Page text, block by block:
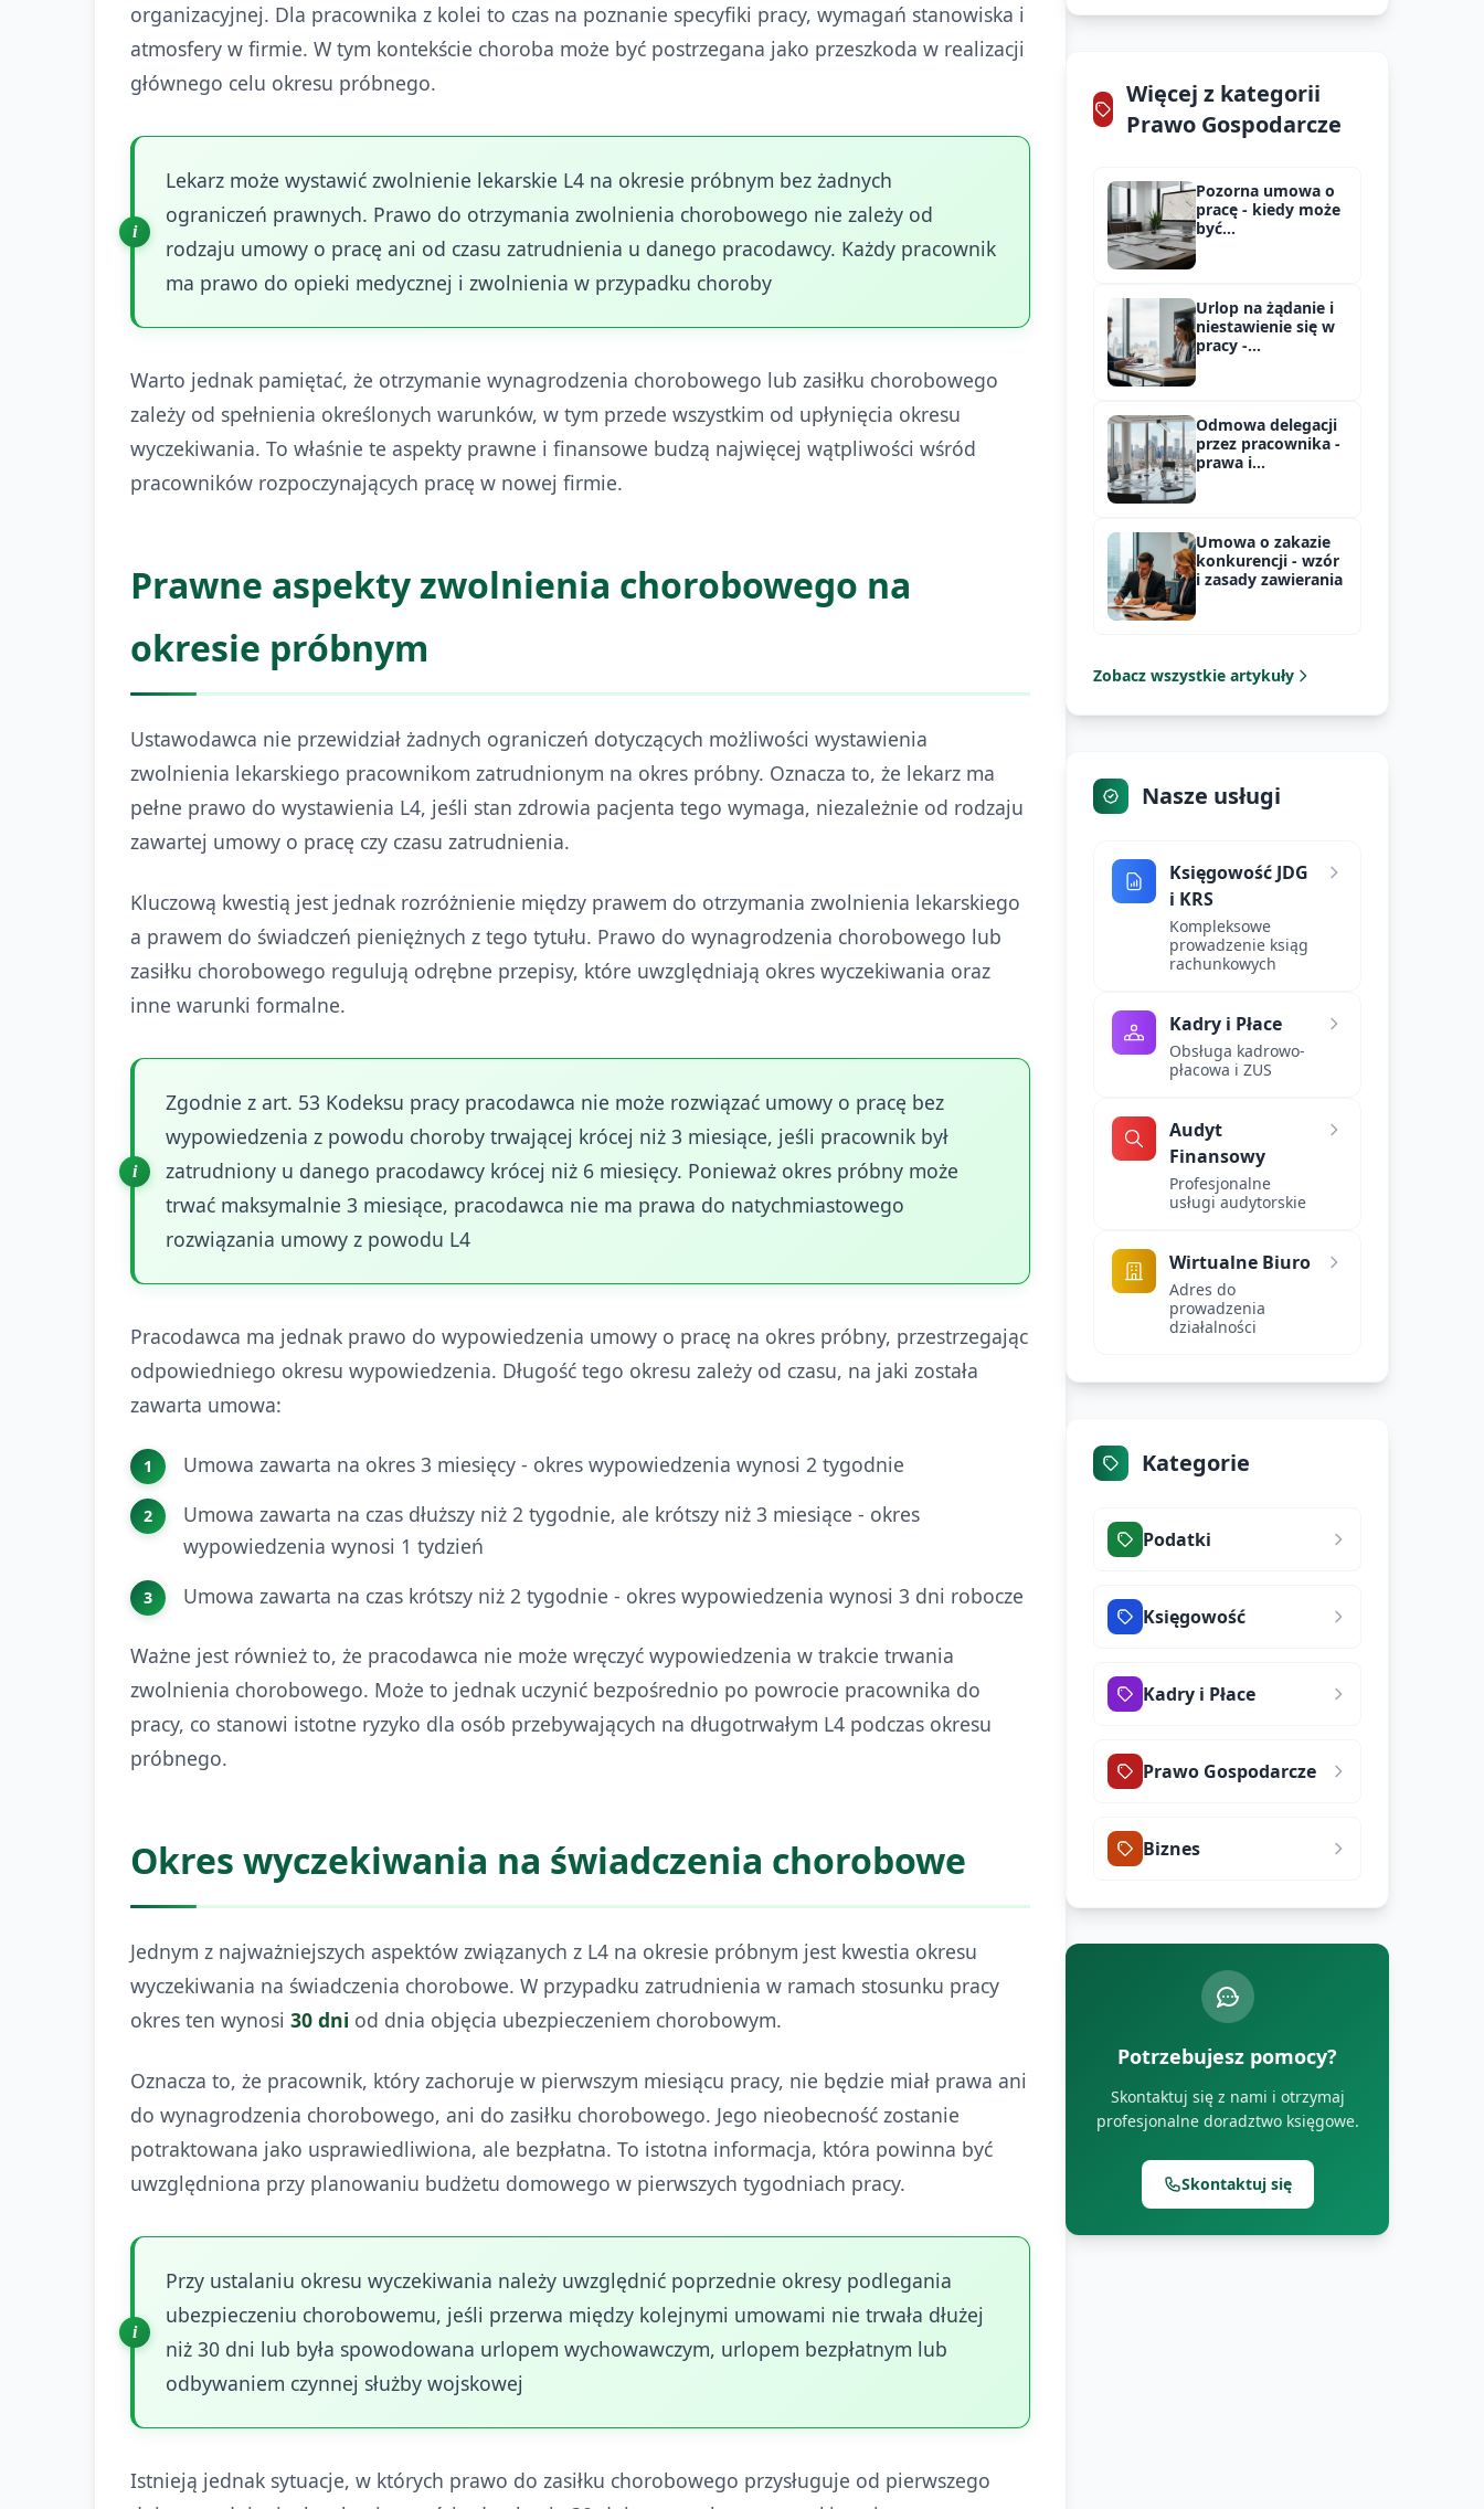
organizacyjnej. Dla pracownika z kolei to czas na poznanie specyfiki pracy, wymagań stanowiska i
atmosfery w firmie. W tym kontekście choroba może być postrzegana jako przeszkoda w realizacji
głównego celu okresu próbnego.
Lekarz może wystawić zwolnienie lekarskie L4 na okresie próbnym bez żadnych
ograniczeń prawnych. Prawo do otrzymania zwolnienia chorobowego nie zależy od
rodzaju umowy o pracę ani od czasu zatrudnienia u danego pracodawcy. Każdy pracownik
ma prawo do opieki medycznej i zwolnienia w przypadku choroby
Warto jednak pamiętać, że otrzymanie wynagrodzenia chorobowego lub zasiłku chorobowego
zależy od spełnienia określonych warunków, w tym przede wszystkim od upłynięcia okresu
wyczekiwania. To właśnie te aspekty prawne i finansowe budzą najwięcej wątpliwości wśród
pracowników rozpoczynających pracę w nowej firmie.
Prawne aspekty zwolnienia chorobowego na
okresie próbnym
Ustawodawca nie przewidział żadnych ograniczeń dotyczących możliwości wystawienia
zwolnienia lekarskiego pracownikom zatrudnionym na okres próbny. Oznacza to, że lekarz ma
pełne prawo do wystawienia L4, jeśli stan zdrowia pacjenta tego wymaga, niezależnie od rodzaju
zawartej umowy o pracę czy czasu zatrudnienia.
Kluczową kwestią jest jednak rozróżnienie między prawem do otrzymania zwolnienia lekarskiego
a prawem do świadczeń pieniężnych z tego tytułu. Prawo do wynagrodzenia chorobowego lub
zasiłku chorobowego regulują odrębne przepisy, które uwzględniają okres wyczekiwania oraz
inne warunki formalne.
Zgodnie z art. 53 Kodeksu pracy pracodawca nie może rozwiązać umowy o pracę bez
wypowiedzenia z powodu choroby trwającej krócej niż 3 miesiące, jeśli pracownik był
zatrudniony u danego pracodawcy krócej niż 6 miesięcy. Ponieważ okres próbny może
trwać maksymalnie 3 miesiące, pracodawca nie ma prawa do natychmiastowego
rozwiązania umowy z powodu L4
Pracodawca ma jednak prawo do wypowiedzenia umowy o pracę na okres próbny, przestrzegając
odpowiedniego okresu wypowiedzenia. Długość tego okresu zależy od czasu, na jaki została
zawarta umowa:
Umowa zawarta na okres 3 miesięcy - okres wypowiedzenia wynosi 2 tygodnie
Umowa zawarta na czas dłuższy niż 2 tygodnie, ale krótszy niż 3 miesiące - okres
wypowiedzenia wynosi 1 tydzień
Umowa zawarta na czas krótszy niż 2 tygodnie - okres wypowiedzenia wynosi 3 dni robocze
Ważne jest również to, że pracodawca nie może wręczyć wypowiedzenia w trakcie trwania
zwolnienia chorobowego. Może to jednak uczynić bezpośrednio po powrocie pracownika do
pracy, co stanowi istotne ryzyko dla osób przebywających na długotrwałym L4 podczas okresu
próbnego.
Okres wyczekiwania na świadczenia chorobowe
Jednym z najważniejszych aspektów związanych z L4 na okresie próbnym jest kwestia okresu
wyczekiwania na świadczenia chorobowe. W przypadku zatrudnienia w ramach stosunku pracy
okres ten wynosi 30 dni od dnia objęcia ubezpieczeniem chorobowym.
Oznacza to, że pracownik, który zachoruje w pierwszym miesiącu pracy, nie będzie miał prawa ani
do wynagrodzenia chorobowego, ani do zasiłku chorobowego. Jego nieobecność zostanie
potraktowana jako usprawiedliwiona, ale bezpłatna. To istotna informacja, która powinna być
uwzględniona przy planowaniu budżetu domowego w pierwszych tygodniach pracy.
Przy ustalaniu okresu wyczekiwania należy uwzględnić poprzednie okresy podlegania
ubezpieczeniu chorobowemu, jeśli przerwa między kolejnymi umowami nie trwała dłużej
niż 30 dni lub była spowodowana urlopem wychowawczym, urlopem bezpłatnym lub
odbywaniem czynnej służby wojskowej
Istnieją jednak sytuacje, w których prawo do zasiłku chorobowego przysługuje od pierwszego
Więcej z kategorii
Prawo Gospodarcze
Pozorna umowa o
pracę - kiedy może
być
Urlop na żądanie i
niestawienie się w
pracy -
Odmowa delegacji
przez pracownika -
prawa i
Umowa o zakazie
konkurencji - wzór
i zasady zawierania
Zobacz wszystkie artykuły
Nasze usługi
Księgowość JDG
i KRS
Kompleksowe
prowadzenie ksiąg
rachunkowych
Kadry i Płace
Obsługa kadrowo-
płacowa i ZUS
Audyt
Finansowy
Profesjonalne
usługi audytorskie
Wirtualne Biuro
Adres do
prowadzenia
działalności
Kategorie
Podatki
Księgowość
Kadry i Płace
Prawo Gospodarcze
Biznes
Potrzebujesz pomocy?
Skontaktuj się z nami i otrzymaj
profesjonalne doradztwo księgowe.
Skontaktuj się